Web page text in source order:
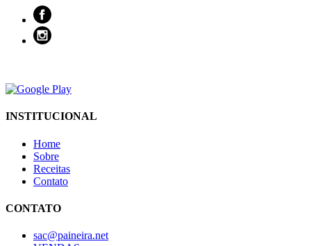
INSTITUCIONAL
Home
Sobre
Receitas
Contato
CONTATO
sac@paineira.net